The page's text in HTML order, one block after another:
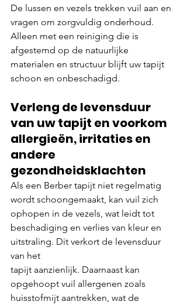
De lussen en vezels trekken vuil aan en
vragen om zorgvuldig onderhoud.
Alleen met een reiniging die is
afgestemd op de natuurlijke
materialen en structuur blijft uw tapijt
schoon en onbeschadigd.
Verleng de levensduur
van uw tapijt en voorkom
allergieën, irritaties en
andere
gezondheidsklachten
Als een Berber tapijt niet regelmatig
wordt schoongemaakt, kan vuil zich
ophopen in de vezels, wat leidt tot
beschadiging en verlies van kleur en
uitstraling. Dit verkort de levensduur
van het
tapijt aanzienlijk. Daarnaast kan
opgehoopt vuil allergenen zoals
huisstofmijt aantrekken, wat de